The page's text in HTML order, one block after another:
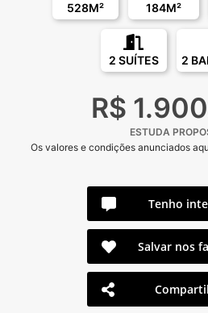
528M² 184M²
2 SUÍTES 2
R$
ESTUDA
Os valores e condições anunciados
Tenho
Salvar nos